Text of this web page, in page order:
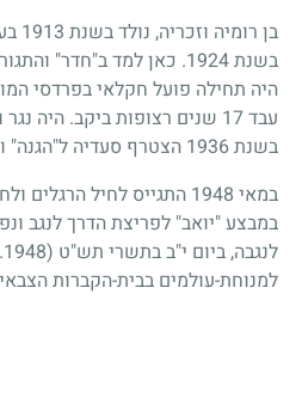
בן רומיה וזכריה, נולד בשנת 1913
בשנת1924. כאן למד ב"חדר"
היה תחילה פועל חקלאי בפרדסי
עבד17 שנים רצופות ביקב. היה
בשנת1936 הצטרף סעדיה ל"הגנה"
במאי 1948 התגייס לחיל הרגלים
במבצע "יואב" לפריצת הדרך לנגב
לנגבה, ביום י"ב בתשרי תש"ט (15.10.1948)
למנוחת-עולמים בבית-הקברות